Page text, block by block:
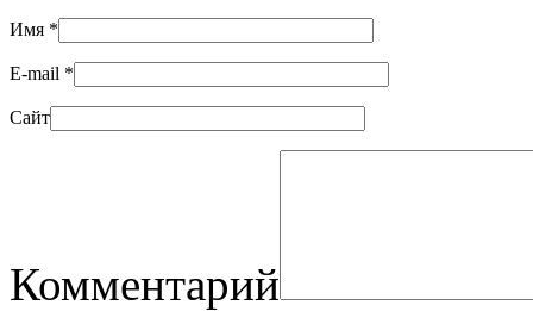
Имя *
E-mail *
Сайт
Комментарий